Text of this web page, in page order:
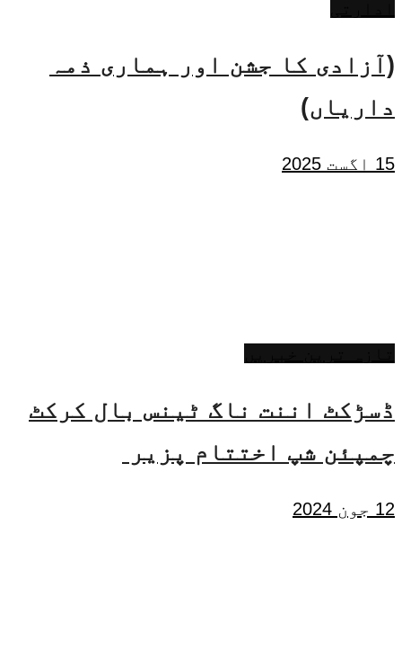
(آزادی کا جشن اور ہماری ذمہ
داریاں)
15 اگست 2025
ڈسڑکٹ اننت ناگ ٹینس بال کرکٹ
چمپئن شپ اختتام پزیر
12 جون 2024